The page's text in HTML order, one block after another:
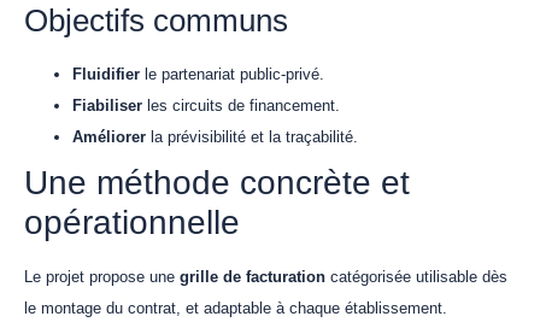
Objectifs communs
Fluidifier le partenariat public-privé.
Fiabiliser les circuits de financement.
Améliorer la prévisibilité et la traçabilité.
Une méthode concrète et
opérationnelle
Le projet propose une grille de facturation catégorisée utilisable dès
le montage du contrat, et adaptable à chaque établissement.